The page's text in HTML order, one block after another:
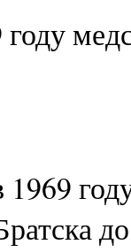
году
1969